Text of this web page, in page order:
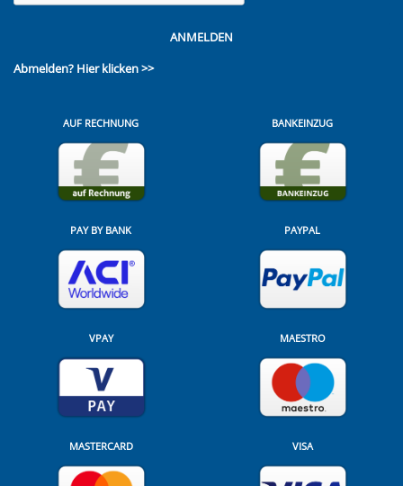
ANMELDEN
Abmelden? Hier klicken >>
AUF RECHNUNG BANKEINZUG
PAY BY BANK PAYPAL
VPAY MAESTRO
MASTERCARD VISA